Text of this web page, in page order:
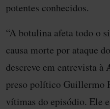
potentes conhecidos.
“A botulina afeta todo o
causa morte por ataque
descreve em entrevista à
preso político Guillermo
vítimas do episódio. Ele